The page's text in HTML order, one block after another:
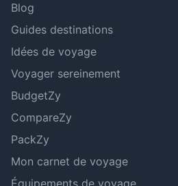
Blog
Guides destinations
Idées de voyage
Voyager sereinement
BudgetZy
CompareZy
PackZy
Mon carnet de voyage
Équipements de voyage